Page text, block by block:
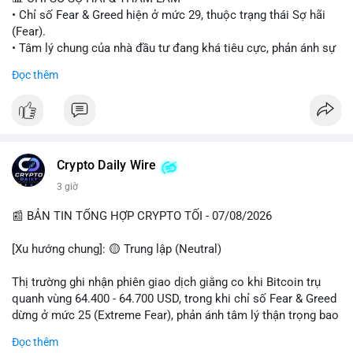
#vlikevn
• Chỉ số Fear & Greed hiện ở mức 29, thuộc trạng thái Sợ hãi
(Fear).
• Tâm lý chung của nhà đầu tư đang khá tiêu cực, phản ánh sự
• CoinGecko Trending: Plume (PLUME), Cash Cat (CASHCAT),
• LunarCrush Trending: Ethereum, Solana, Dogecoin, Polkadot,
Chainlink.
Viettel) và các từ khóa đời sống khác đang chiếm ưu thế.
💬 DÒNG CHẢY TIN TỨC & TRUYỀN THÔNG
năm tù đối với Sam Bankman-Fried (FTX).
• Tin tức vĩ mô: Cảnh báo về tình trạng stagflation (lạm phát
đình trệ) từ dữ liệu PMI của Mỹ; thu nhập của người Mỹ đang
• Tin tức Binance: Binance chuẩn bị nâng cấp dịch vụ giao dịch
Đọc thêm
Crypto Daily Wire
3 giờ
📰 BẢN TIN TỔNG HỢP CRYPTO TỐI - 07/08/2026
[Xu hướng chung]: 🟡 Trung lập (Neutral)
Thị trường ghi nhận phiên giao dịch giằng co khi Bitcoin trụ
quanh vùng 64.400 - 64.700 USD, trong khi chỉ số Fear & Greed
dừng ở mức 25 (Extreme Fear), phản ánh tâm lý thận trọng bao
Đọc thêm